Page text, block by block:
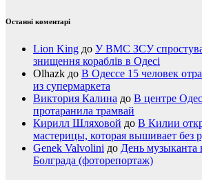
Останні коментарі
Lion King до У ВМС ЗСУ
знищення кораблів в Одесі
Olhazk до В Одессе 15 человек
из супермаркета
Виктория Калина до В центре
протаранила трамвай
Кирилл Шляховой до В Килии
мастерицы, которая вышивает без
Genek Valvolini до День музыканта
Болграда (фоторепортаж)